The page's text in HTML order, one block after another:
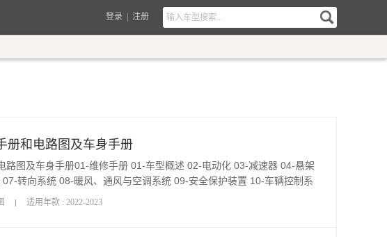
登录 注册
册和电路图及车身手册
路图及车身手册01-维修手册 01-车型概述 02-电动化 03-减速器 04-悬架
转向系统 08-暖风、通风与空调系统 09-安全保护装置 10-车辆控制系
喷漆 02-电路图册 13 1-保险丝、继电器 pdf 13 2-线
适用年款 : 2022-2023